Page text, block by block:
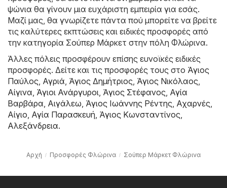
ψώνια θα γίνουν μια ευχάριστη εμπειρία για εσάς.
Μαζί μας, θα γνωρίζετε πάντα πού μπορείτε να βρείτε
τις καλύτερες εκπτώσεις και ειδικές προσφορές από
την κατηγορία Σούπερ Μάρκετ στην πόλη Φλώρινα.
Άλλες πόλεις προσφέρουν επίσης ευνοϊκές ειδικές
προσφορές. Δείτε και τις προσφορές τους στο Άγιος
Παύλος Αγριά Άγιος Δημήτριος Άγιος Νικόλαος
Αίγινα Άγιοι Ανάργυροι Άγιος Στέφανος Αγία
Βαρβάρα Αιγάλεω Άγιος Ιωάννης Ρέντης Αχαρνές
Αίγιο Αγία Παρασκευή Άγιος Κωνσταντίνος
Αλεξάνδρεια.
Αρχή Προσφορές Φλώρινα Σούπερ Μάρκετ Φλώρινα